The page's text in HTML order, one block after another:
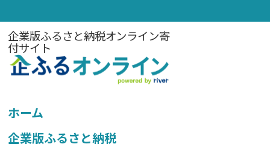
企業版ふるさと納税オンライン寄
付サイト
ホーム
企業版ふるさと納税